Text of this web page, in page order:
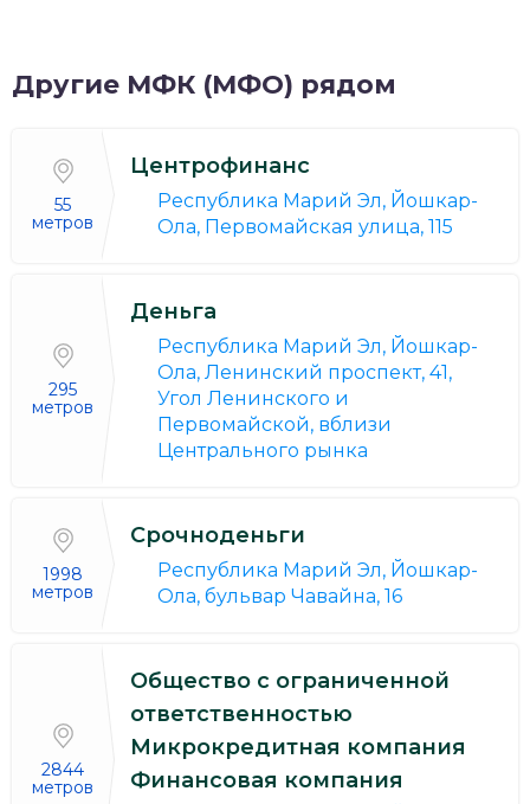
Другие МФК (МФО) рядом
55
метров
Центрофинанс
Республика Марий Эл, Йошкар-
Ола, Первомайская улица, 115
295
метров
Деньга
Республика Марий Эл, Йошкар-
Ола, Ленинский проспект, 41,
Угол Ленинского и
Первомайской, вблизи
Центрального рынка
1998
метров
Срочноденьги
Республика Марий Эл, Йошкар-
Ола, бульвар Чавайна, 16
2844
метров
Общество с ограниченной
ответственностью
Микрокредитная компания
Финансовая компания